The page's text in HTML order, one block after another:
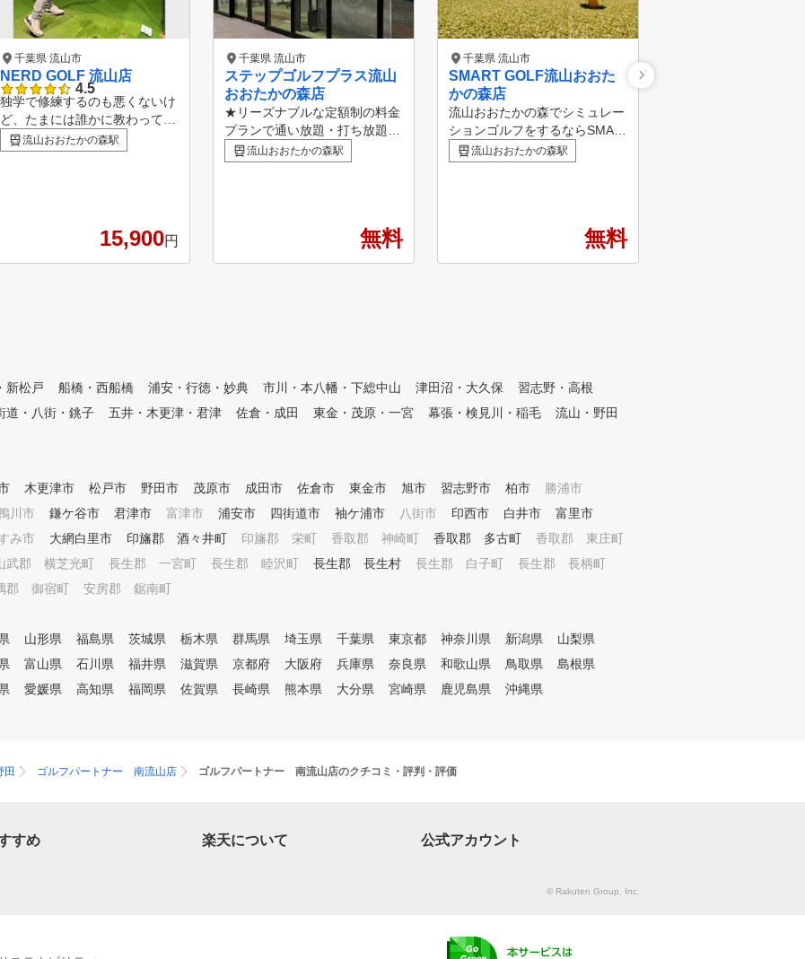
千葉県 流山市
NERD GOLF 流山店
4.5
独学で修練するのも悪くないけ
ど、たまには誰かに教わってみ
たい・・そんな時はNERD GOL
Fのレッスンプロ/及びアドバイ
上達をサポートさせていただき
ます。
流山おおたかの森駅
15,900円
千葉県 流山市
ステップゴルフプラス流山
おおたかの森店
★リーズナブルな定額制の料金
プランで通い放題・打ち放題！
★つくばエクスプレス/東武ア
ーバンパークライン「流山おお
初心者の方も多数在籍！ ★女
流山おおたかの森駅
無料
千葉県 流山市
SMART GOLF流山おおた
かの森店
流山おおたかの森でシミュレー
ションゴルフをするならSMAR
T GOLF。 完全個室2ルームの
洗練された施設で60分のパーソ
も役立ち、効率的な成長を期待
流山おおたかの森駅
無料
新松戸 船橋・西船橋 浦安・行徳・妙典 市川・本八幡・下総中山 津田沼・大久保
習志野・高根
道・八街・銚子 五井・木更津・君津 佐倉・成田 東金・茂原・一宮 幕張・検見川・稲毛
流山・野田
木更津市 松戸市 野田市 茂原市 成田市 佐倉市 東金市 旭市 習志野市 柏市
勝浦市
川市 鎌ケ谷市 君津市 富津市 浦安市 四街道市 袖ケ浦市 八街市 印西市 白井市
富里市
み市 大網白里市 印旛郡 酒々井町 印旛郡 栄町 香取郡 神崎町 香取郡 多古町
香取郡 東庄町
武郡 横芝光町 長生郡 一宮町 長生郡 睦沢町 長生郡 長生村 長生郡 白子町
長生郡 長柄町
郡 御宿町
安房郡 鋸南町
山形県 福島県 茨城県 栃木県 群馬県 埼玉県 千葉県 東京都 神奈川県 新潟県
山梨県
富山県 石川県 福井県 滋賀県 京都府 大阪府 兵庫県 奈良県 和歌山県 鳥取県
島根県
愛媛県 高知県 福岡県 佐賀県 長崎県 熊本県 大分県 宮崎県 鹿児島県 沖縄県
田 ゴルフパートナー 南流山店 ゴルフパートナー 南流山店のクチコミ・評判・評価
すめ 楽天について 公式アカウント
© Rakuten Group, Inc.